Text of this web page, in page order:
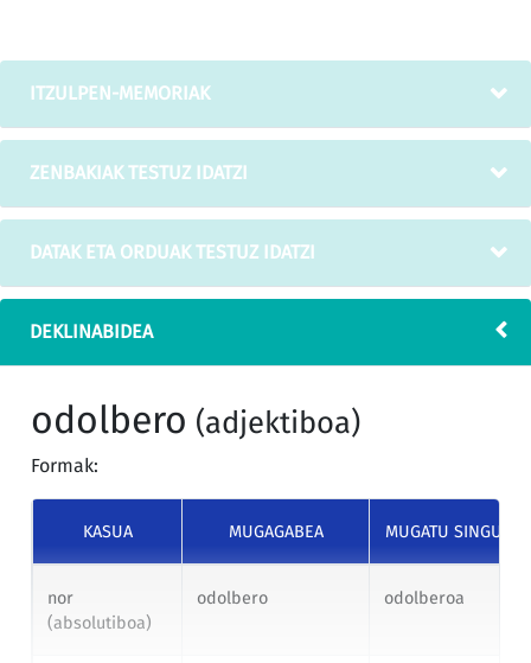
ITZULPEN-MEMORIAK
ZENBAKIAK TESTUZ IDATZI
DATAK ETA ORDUAK TESTUZ IDATZI
DEKLINABIDEA
odolbero (adjektiboa)
Formak:
KASUA MUGAGABEA MUGATU
nor
(absolutiboa)
odolbero odolberoa